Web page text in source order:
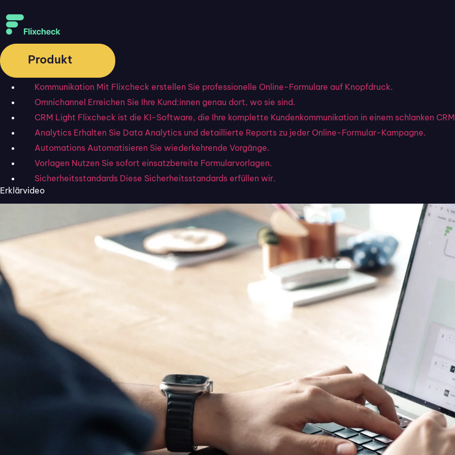
Produkt
Kommunikation Mit Flixcheck erstellen Sie professionelle Online-Formulare auf Knopfdruck.
Omnichannel Erreichen Sie Ihre Kund:innen genau dort, wo sie sind.
CRM Light Flixcheck ist die KI-Software, die Ihre komplette Kundenkommunikation in einem schlanken
Analytics Erhalten Sie Data Analytics und detaillierte Reports zu jeder Online-Formular-Kampagne.
Automations Automatisieren Sie wiederkehrende Vorgänge.
Vorlagen Nutzen Sie sofort einsatzbereite Formularvorlagen.
Sicherheitsstandards Diese Sicherheitsstandards erfüllen wir.
Erklärvideo
Modernes Handwerk: Von Zettel-Aufmaß zu digitaler